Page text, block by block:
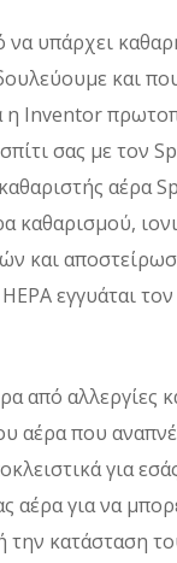
να υπάρχει
και
Inventor
σας με τον
αέρα
καθαρισμού,
και
εγγυάται
από αλλεργίες
αέρα που
για
αέρα για να
την κατάσταση